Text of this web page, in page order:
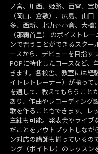
ノ宮、川西、姫路、西宮、
（岡山、倉敷）、広島、山
多、西新、北九州小倉、大
（那覇首里） のボイストレ
ンで習うことができるスク
ースから、デビューを目指す
POPに特化したコースなど、
きます。各校舎、教室には
イトレトレーナー）が揃って
を通して、教えてもらうこと
あり、作曲やレコーディング
歌を作ることもできます。レ
主練も可能。発表会やライ
だことをアウトプットしなが
ン対応の講師も揃っているの
ング（ボイトレ）のレッスン